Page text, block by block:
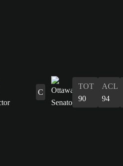
C
TOT
90
ACL
94